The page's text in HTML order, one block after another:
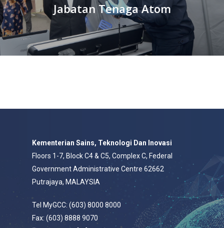
Jabatan Tenaga Atom
Kementerian Sains, Teknologi Dan Inovasi
Floors 1-7, Block C4 & C5, Complex C, Federal
Government Administrative Centre 62662
Putrajaya, MALAYSIA
Tel MyGCC: (603) 8000 8000
Fax: (603) 8888 9070